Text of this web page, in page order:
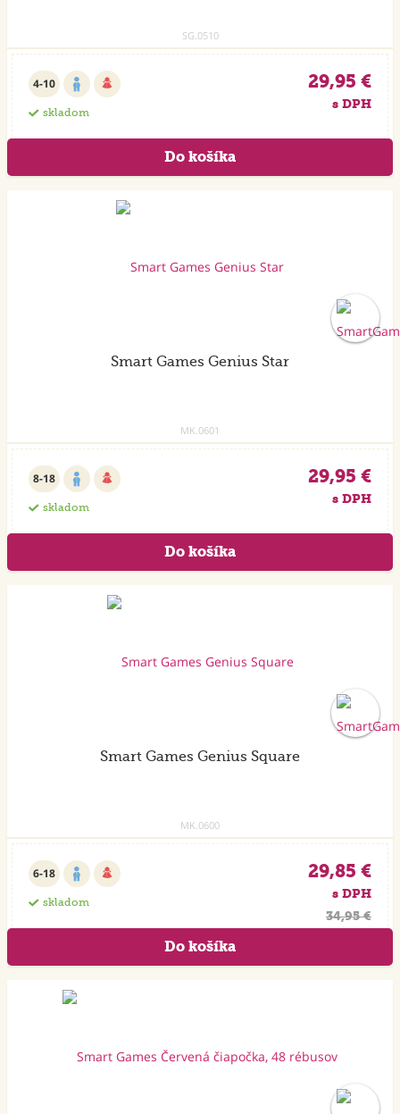
SG.0510
4-10
skladom
29,95 €
s DPH
Smart Games Genius Star
MK.0601
8-18
skladom
29,95 €
s DPH
Smart Games Genius Square
MK.0600
6-18
skladom
29,85 €
s DPH
34,95 €